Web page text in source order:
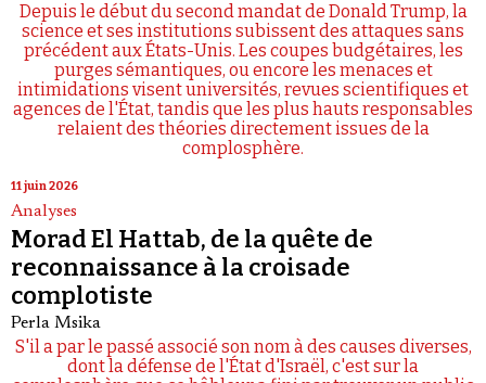
Depuis le début du second mandat de Donald Trump, la
science et ses institutions subissent des attaques sans
précédent aux États-Unis. Les coupes budgétaires, les
purges sémantiques, ou encore les menaces et
intimidations visent universités, revues scientifiques et
agences de l'État, tandis que les plus hauts responsables
relaient des théories directement issues de la
complosphère.
11 juin 2026
Analyses
Morad El Hattab, de la quête de
reconnaissance à la croisade
complotiste
Perla Msika
S'il a par le passé associé son nom à des causes diverses,
dont la défense de l'État d'Israël, c'est sur la